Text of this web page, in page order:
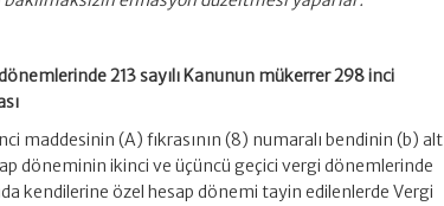
213 sayılı Kanunun mükerrer 298 inci
maddesinin (A) fıkrasının (8) numaralı bendinin (b) alt
döneminin ikinci ve üçüncü geçici vergi dönemlerinde
kendilerine özel hesap dönemi tayin edilenlerde Vergi